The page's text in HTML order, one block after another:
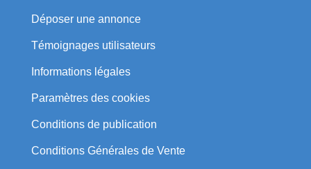
Déposer une annonce
Témoignages utilisateurs
Informations légales
Paramètres des cookies
Conditions de publication
Conditions Générales de Vente